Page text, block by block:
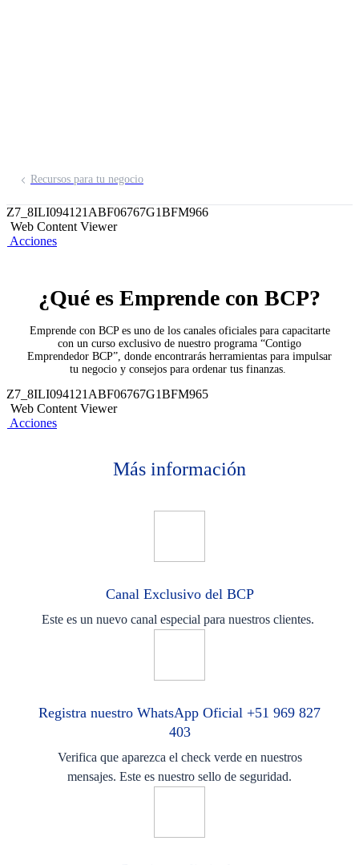
Recursos para tu negocio
Z7_8ILI094121ABF06767G1BFM966
Web Content Viewer
Acciones
¿Qué es Emprende con BCP?
Emprende con BCP es uno de los canales oficiales para capacitarte
con un curso exclusivo de nuestro programa “Contigo
Emprendedor BCP”, donde encontrarás herramientas para impulsar
tu negocio y consejos para ordenar tus finanzas. ​
Z7_8ILI094121ABF06767G1BFM965
Web Content Viewer
Acciones
Más información
Canal Exclusivo del BCP
Este es un nuevo canal especial para nuestros clientes.
Registra nuestro WhatsApp Oficial +51 969 827
403
Verifica que aparezca el check verde en nuestros
mensajes. Este es nuestro sello de seguridad.